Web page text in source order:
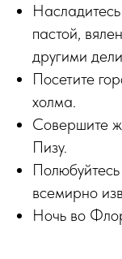
пастой,
другими
Посетите
холма.
Совершите
Пизу.
всемирно
Ночь во